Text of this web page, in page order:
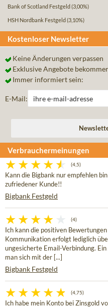
Bank of Scotland Festgeld (3,00%)
HSH Nordbank Festgeld (3,10%)
Kostenloser Newsletter
Keine Änderungen verpassen
Exklusive Angebote
Immer informiert sein:
E-Mail:
Verbrauchermeinungen
(4,5)
Kann die Bigbank nur empfehlen
zufriedener Kunde!!
Bigbank Festgeld
(4)
Ich kann die positiven
Kommunikation erfolgt lediglich
ungesicherte Email-Verbindung.
man sich mit der [...]
Bigbank Festgeld
(4,75)
Ich habe mein Konto bei Zinsgold